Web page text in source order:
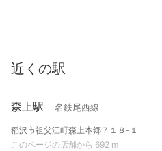
近くの駅
森上駅 名鉄尾西線
稲沢市祖父江町森上本郷７１８-１
このページの店舗から 692 m